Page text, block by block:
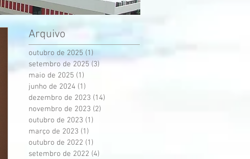
Arquivo
outubro de 2025 (1)
setembro de 2025 (3)
maio de 2025 (1)
junho de 2024 (1)
dezembro de 2023 (14)
novembro de 2023 (2)
outubro de 2023 (1)
março de 2023 (1)
outubro de 2022 (1)
setembro de 2022 (4)